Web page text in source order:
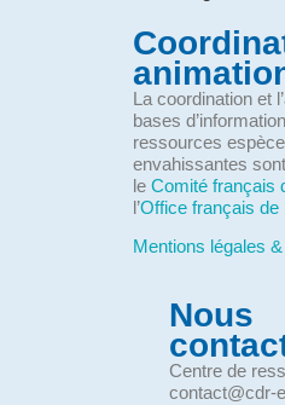
La coordination et
bases
ressources
envahissantes
le Comité français
l’Office français de
Mentions légales
Nous
Centre de
contact@cdr-